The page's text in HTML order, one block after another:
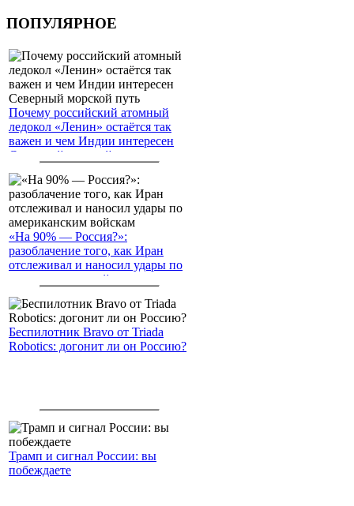
ПОПУЛЯРНОЕ
Почему российский атомный
ледокол «Ленин» остаётся так
важен и чем Индии интересен
Северный морской путь
«На 90% — Россия?»:
разоблачение того, как Иран
отслеживал и наносил удары по
американским войскам
Беспилотник Bravo от Triada
Robotics: догонит ли он Россию?
Трамп и сигнал России: вы
побеждаете